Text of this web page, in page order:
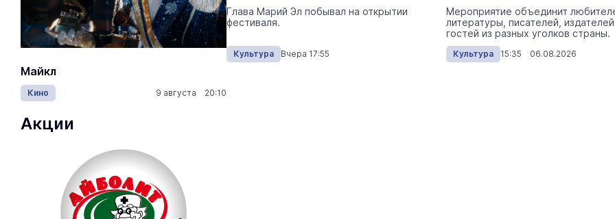
Майкл
Кино 9 августа 20:10
На ощупь. Путеводитель
Акции
Жителей Марий Эл приглашают
присоединиться к акции «Из России, с
любовью!».
Глава Марий Эл побывал на открытии
фестиваля.
Культура Вчера 17:55
Мероприятие объединит
литературы, писателей,
гостей из разных уголков страны.
Культура 15:35 06.08.2026